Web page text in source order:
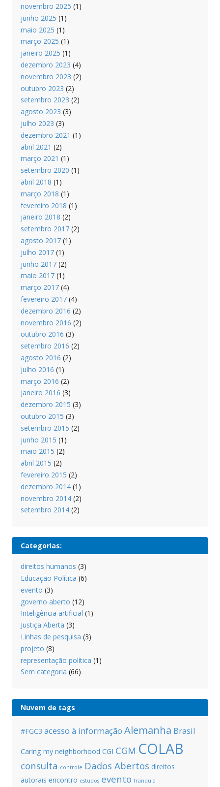
novembro 2025 (1)
junho 2025 (1)
maio 2025 (1)
março 2025 (1)
janeiro 2025 (1)
dezembro 2023 (4)
novembro 2023 (2)
outubro 2023 (2)
setembro 2023 (2)
agosto 2023 (3)
julho 2023 (3)
dezembro 2021 (1)
abril 2021 (2)
março 2021 (1)
setembro 2020 (1)
abril 2018 (1)
março 2018 (1)
fevereiro 2018 (1)
janeiro 2018 (2)
setembro 2017(2)
agosto 2017(1)
julho 2017(1)
junho 2017(2)
maio 2017(1)
março 2017(4)
fevereiro 2017(4)
dezembro 2016 (2)
novembro 2016 (2)
outubro 2016 (3)
setembro 2016 (2)
agosto 2016 (2)
julho 2016 (1)
março 2016 (2)
janeiro 2016 (3)
dezembro 2015 (3)
outubro 2015 (3)
setembro 2015 (2)
junho 2015 (1)
maio 2015 (2)
abril 2015 (2)
fevereiro 2015 (2)
dezembro 2014(1)
novembro 2014(2)
setembro 2014(2)
Categorias:
direitos humanos (3)
Educação Política (6)
evento (3)
governo aberto (12)
Inteligência artificial (1)
Justiça Aberta (3)
Linhas de pesquisa (3)
projeto (8)
representação política (1)
Sem categoria (66)
Nuvem de tags
#FGC3 acesso à informação Alemanha Brasil
Caring my neighborhood CGI CGM COLAB
consulta controle Dados Abertos direitos
autorais encontro estudos evento franquia